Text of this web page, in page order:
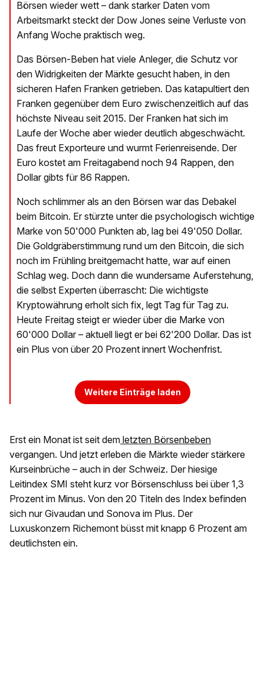
Börsen wieder wett – dank starker Daten vom
Arbeitsmarkt steckt der Dow Jones seine Verluste von
Anfang Woche praktisch weg.
Das Börsen-Beben hat viele Anleger, die Schutz vor
den Widrigkeiten der Märkte gesucht haben, in den
sicheren Hafen Franken getrieben. Das katapultiert den
Franken gegenüber dem Euro zwischenzeitlich auf das
höchste Niveau seit 2015. Der Franken hat sich im
Laufe der Woche aber wieder deutlich abgeschwächt.
Das freut Exporteure und wurmt Ferienreisende. Der
Euro kostet am Freitagabend noch 94 Rappen, den
Dollar gibts für 86 Rappen.
Noch schlimmer als an den Börsen war das Debakel
beim Bitcoin. Er stürzte unter die psychologisch wichtige
Marke von 50'000 Punkten ab, lag bei 49'050 Dollar.
Die Goldgräberstimmung rund um den Bitcoin, die sich
noch im Frühling breitgemacht hatte, war auf einen
Schlag weg. Doch dann die wundersame Auferstehung,
die selbst Experten überrascht: Die wichtigste
Kryptowährung erholt sich fix, legt Tag für Tag zu.
Heute Freitag steigt er wieder über die Marke von
60'000 Dollar – aktuell liegt er bei 62'200 Dollar. Das ist
ein Plus von über 20 Prozent innert Wochenfrist.
Weitere Einträge laden
Erst ein Monat ist seit dem letzten Börsenbeben
vergangen. Und jetzt erleben die Märkte wieder stärkere
Kurseinbrüche – auch in der Schweiz. Der hiesige
Leitindex SMI steht kurz vor Börsenschluss bei über 1,3
Prozent im Minus. Von den 20 Titeln des Index befinden
sich nur Givaudan und Sonova im Plus. Der
Luxuskonzern Richemont büsst mit knapp 6 Prozent am
deutlichsten ein.